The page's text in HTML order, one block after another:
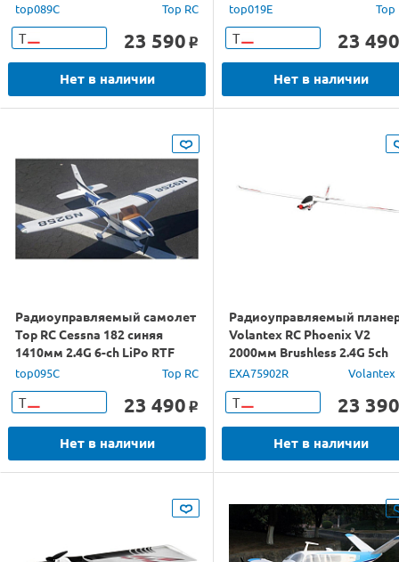
64мм 2.4G 4-ch LiPo RTF
top089C Top RC
Т 23 590 o
Нет в наличии
top019E Top
Т 23 490
Нет в наличии
Радиоуправляемый самолет
Top RC Cessna 182 синяя
1410мм 2.4G 6-ch LiPo RTF
top095C Top RC
Т 23 490 o
Нет в наличии
Радиоуправляемый
Volantex RC Phoenix V2
2000мм Brushless 2.4G 5ch
LiPo RTF
EXA75902R Volantex
Т 23 390
Нет в наличии